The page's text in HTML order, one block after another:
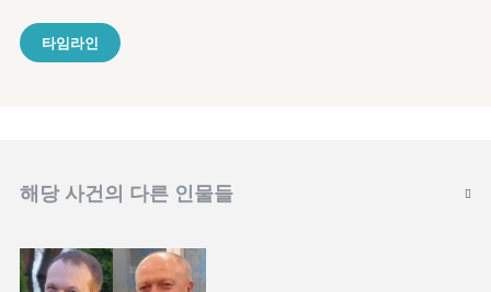
타임라인
해당 사건의 다른 인물들